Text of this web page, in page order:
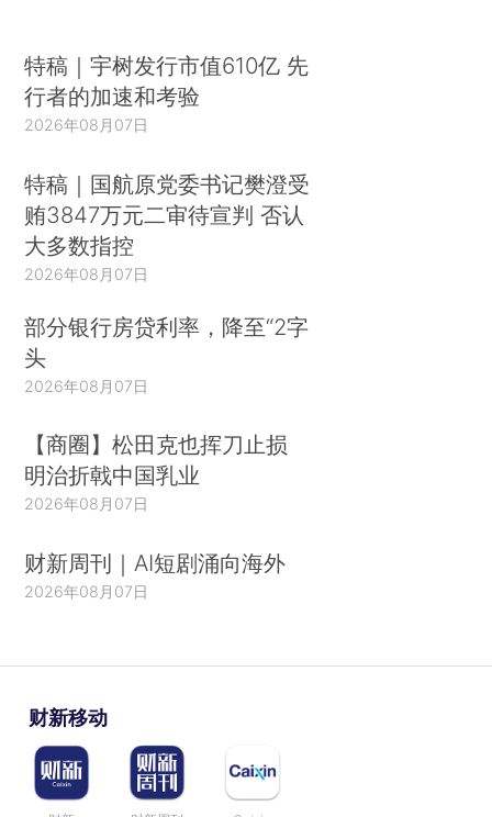
特稿｜宇树发行市值610亿 先
行者的加速和考验
2026年08月07日
特稿｜国航原党委书记樊澄受
贿3847万元二审待宣判 否认
大多数指控
2026年08月07日
部分银行房贷利率，降至“2字
头
2026年08月07日
【商圈】松田克也挥刀止损
明治折戟中国乳业
2026年08月07日
财新周刊｜AI短剧涌向海外
2026年08月07日
财新移动